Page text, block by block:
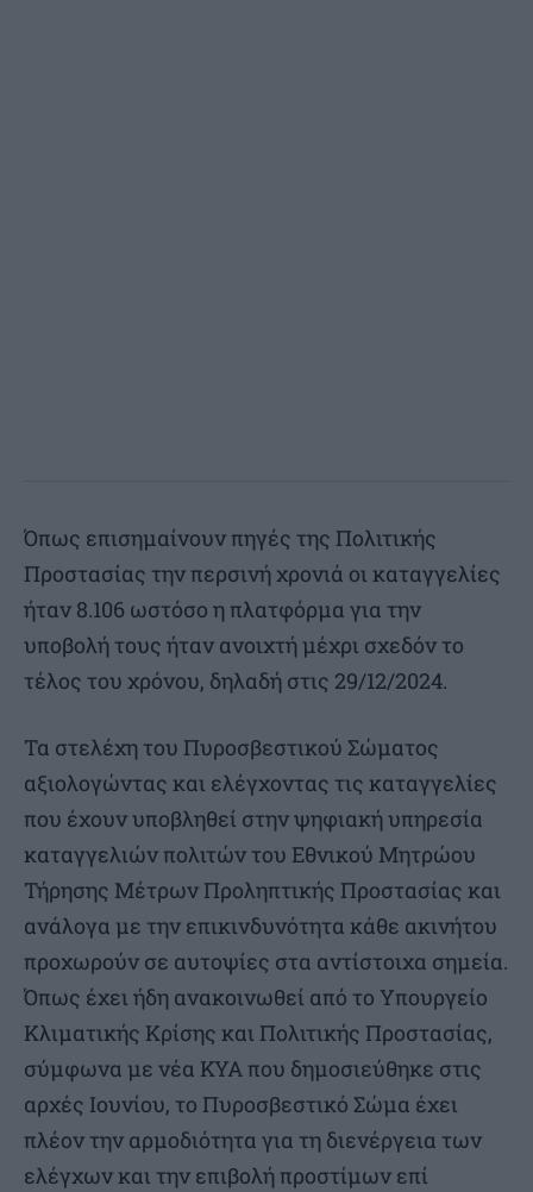
Όπως επισημαίνουν πηγές της Πολιτικής
Προστασίας την περσινή χρονιά οι καταγγελίες
ήταν 8.106 ωστόσο η πλατφόρμα για την
υποβολή τους ήταν ανοιχτή μέχρι σχεδόν το
τέλος του χρόνου, δηλαδή στις 29/12/2024.
Τα στελέχη του Πυροσβεστικού Σώματος
αξιολογώντας και ελέγχοντας τις καταγγελίες
που έχουν υποβληθεί στην ψηφιακή υπηρεσία
καταγγελιών πολιτών του Εθνικού Μητρώου
Τήρησης Μέτρων Προληπτικής Προστασίας και
ανάλογα με την επικινδυνότητα κάθε ακινήτου
προχωρούν σε αυτοψίες στα αντίστοιχα σημεία.
Όπως έχει ήδη ανακοινωθεί από το Υπουργείο
Κλιματικής Κρίσης και Πολιτικής Προστασίας,
σύμφωνα με νέα ΚΥΑ που δημοσιεύθηκε στις
αρχές Ιουνίου, το Πυροσβεστικό Σώμα έχει
πλέον την αρμοδιότητα για τη διενέργεια των
ελέγχων και την επιβολή προστίμων επί